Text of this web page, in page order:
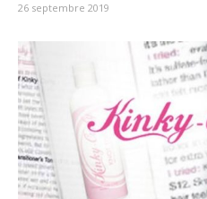
26 septembre 2019